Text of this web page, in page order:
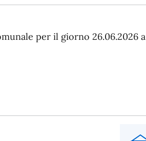
per il giorno 26.06.2026 a